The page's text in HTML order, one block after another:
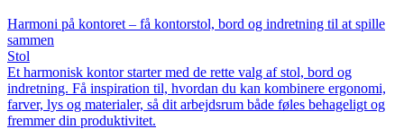
Harmoni på kontoret – få kontorstol, bord og indretning til at spille
sammen
Stol
Et harmonisk kontor starter med de rette valg af stol, bord og
indretning. Få inspiration til, hvordan du kan kombinere ergonomi,
farver, lys og materialer, så dit arbejdsrum både føles behageligt og
fremmer din produktivitet.